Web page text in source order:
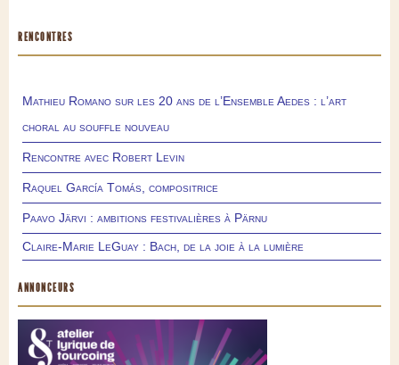
RENCONTRES
Mathieu Romano sur les 20 ans de l’Ensemble Aedes : l’art
choral au souffle nouveau
Rencontre avec Robert Levin
Raquel García Tomás, compositrice
Paavo Järvi : ambitions festivalières à Pärnu
Claire-Marie LeGuay : Bach, de la joie à la lumière
ANNONCEURS